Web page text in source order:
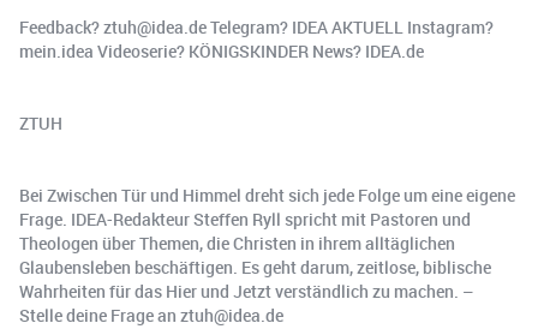
Feedback? ztuh@idea.de Telegram? IDEA AKTUELL Instagram?
mein.idea Videoserie? KÖNIGSKINDER News? IDEA.de
ZTUH
Bei Zwischen Tür und Himmel dreht sich jede Folge um eine eigene
Frage. IDEA-Redakteur Steffen Ryll spricht mit Pastoren und
Theologen über Themen, die Christen in ihrem alltäglichen
Glaubensleben beschäftigen. Es geht darum, zeitlose, biblische
Wahrheiten für das Hier und Jetzt verständlich zu machen. –
Stelle deine Frage an ztuh@idea.de